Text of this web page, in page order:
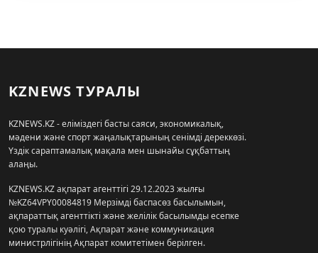
KZNEWS ТУРАЛЫ
KZNEWS.KZ - еліміздегі басты саяси, экономикалық,
мәдени және спорт жаңалықтарының сенімді дереккөзі.
Үздік сараптамалық мақала мен шынайы сұқбаттың
алаңы.
KZNEWS.KZ ақпарат агенттігі 29.12.2023 жылғы
№KZ64VPY00084819 Мерзімді баспасөз басылымын,
ақпараттық агенттікті және желілік басылымды есепке
қою туралы куәлігі, Ақпарат және коммуникация
министрлігінің Ақпарат комитетімен берілген.